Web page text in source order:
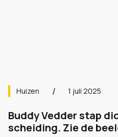
Huizen 1 juli 2025
Buddy Vedder stap
scheiding. Zie de